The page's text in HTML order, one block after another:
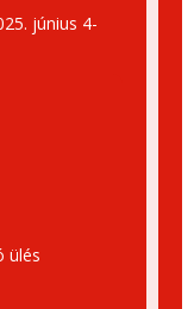
június 4-
ülés